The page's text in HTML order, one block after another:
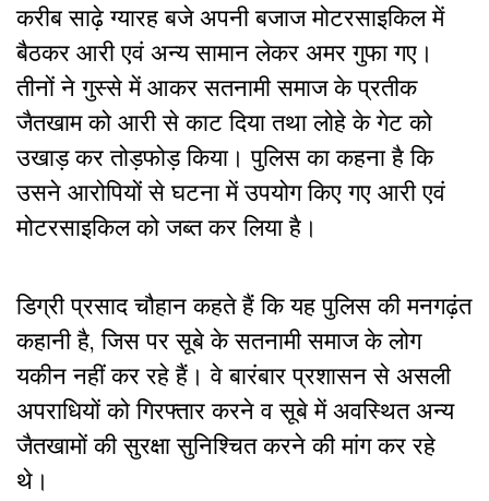
करीब साढ़े ग्यारह बजे अपनी बजाज मोटरसाइकिल में
बैठकर आरी एवं अन्य सामान लेकर अमर गुफा गए।
तीनों ने गुस्से में आकर सतनामी समाज के प्रतीक
जैतखाम को आरी से काट दिया तथा लोहे के गेट को
उखाड़ कर तोड़फोड़ किया। पुलिस का कहना है कि
उसने आरोपियों से घटना में उपयोग किए गए आरी एवं
मोटरसाइकिल को जब्त कर लिया है।
डिग्री प्रसाद चौहान कहते हैं कि यह पुलिस की मनगढ़ंत
कहानी है, जिस पर सूबे के सतनामी समाज के लोग
यकीन नहीं कर रहे हैं। वे बारंबार प्रशासन से असली
अपराधियों को गिरफ्तार करने व सूबे में अवस्थित अन्य
जैतखामों की सुरक्षा सुनिश्चित करने की मांग कर रहे
थे।